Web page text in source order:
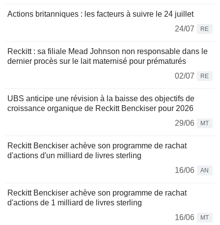
Actions britanniques : les facteurs à suivre le 24 juillet
24/07
RE
Reckitt : sa filiale Mead Johnson non responsable dans le
dernier procès sur le lait maternisé pour prématurés
02/07
RE
UBS anticipe une révision à la baisse des objectifs de
croissance organique de Reckitt Benckiser pour 2026
29/06
MT
Reckitt Benckiser achève son programme de rachat
d'actions d'un milliard de livres sterling
16/06
AN
Reckitt Benckiser achève son programme de rachat
d'actions de 1 milliard de livres sterling
16/06
MT